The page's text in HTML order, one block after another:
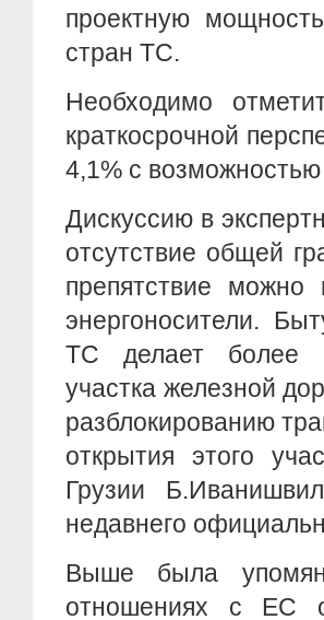
проектную
стран ТС.
Необходимо
краткосрочной
4,1% с
Дискуссию в
отсутствие общей
препятствие
энергоносители.
ТС делает более
участка железной
разблокированию
открытия этого
Грузии
недавнего
Выше была
отношениях с ЕС